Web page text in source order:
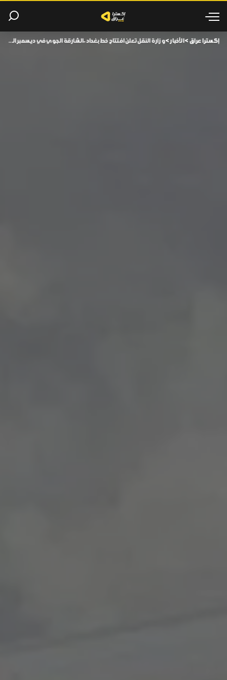
إكسترا عراق >الأخبار>وزارة النقل تعلن افتتاح خط بغداد-الشارقة الجوي في ديسمبر الجاري.